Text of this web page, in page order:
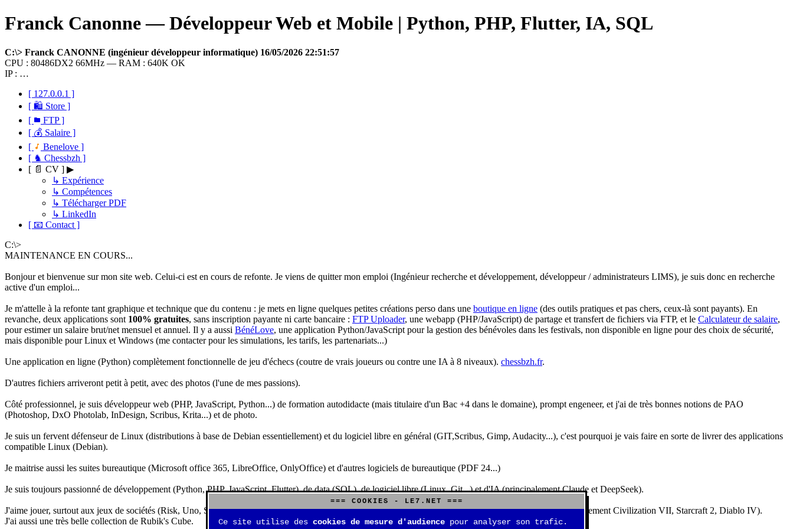
Franck Canonne — Développeur Web et Mobile | Python, PHP, Flutter, IA, SQL
C:\> Franck CANONNE (ingénieur développeur informatique) 16/05/2026 22:51:57
CPU : 80486DX2 66MHz — RAM : 640K OK
IP : …
[ 127.0.0.1 ]
[ 🛍 Store ]
[
FTP ]
[ 💰 Salaire ]
[
Benelove ]
[ ♞ Chessbzh ]
[ 📄 CV ] ▶
↳ Expérience
↳ Compétences
↳ Télécharger PDF
↳ LinkedIn
[ 📧 Contact ]
C:\>
MAINTENANCE EN COURS...
Bonjour et bienvenue sur mon site web. Celui-ci est en cours de refonte. Je viens de quitter mon emploi (Ingénieur recherche et développement, développeur / administrateurs LIMS), je suis donc en recherche
active d'un emploi...
Je m'attelle à la refonte tant graphique et technique que du contenu : je mets en ligne quelques petites créations perso dans une boutique en ligne (des outils pratiques et pas chers, ceux-là sont payants). En
revanche, deux applications sont 100% gratuites, sans inscription payante ni carte bancaire : FTP Uploader, une webapp (PHP/JavaScript) de partage et transfert de fichiers via FTP, et le Calculateur de salaire,
pour estimer un salaire brut/net mensuel et annuel. Il y a aussi BénéLove, une application Python/JavaScript pour la gestion des bénévoles dans les festivals, non disponible en ligne pour des choix de sécurité,
mais disponible pour Linux et Windows (me contacter pour les simulations, les tarifs, les partenariats...)
Une application en ligne (Python) complètement fonctionnelle de jeu d'échecs (coutre de vrais joueurs ou contre une IA à 8 niveaux). chessbzh.fr.
D'autres fichiers arriveront petit à petit, avec des photos (l'une de mes passions).
Côté professionnel, je suis développeur web (PHP, JavaScript, Python...) de formation autodidacte (mais titulaire d'un Bac +4 dans le domaine), prompt engeneer, et j'ai de très bonnes notions de PAO
(Photoshop, DxO Photolab, InDesign, Scribus, Krita...) et de photo.
Je suis un fervent défenseur de Linux (distributions à base de Debian essentiellement) et du logiciel libre en général (GIT,Scribus, Gimp, Audacity...), c'est pourquoi je vais faire en sorte de livrer des applications
compatible Linux (Debian).
Je maitrise aussi les suites bureautique (Microsoft office 365, LibreOffice, OnlyOffice) et d'autres logiciels de bureautique (PDF 24...)
Je suis toujours passionné de développement (Python, PHP, JavaScript, Flutter), de data (SQL), de logiciel libre (Linux, Git...) et d'IA (principalement Claude et DeepSeek).
J'aime jouer, surtout aux jeux de sociétés (Risk, Uno, Scrabble...), mais aussi aux jeux de stratégie (Echecs, Go, Quarto, Tock...) et aux jeux vidéos (essentiellement Civilization VII, Starcraft 2, Diablo IV).
J'ai aussi une très belle collection de Rubik's Cube.
=== COOKIES - LE7.NET ===
Ce site utilise des cookies de mesure d'audience pour analyser son trafic.